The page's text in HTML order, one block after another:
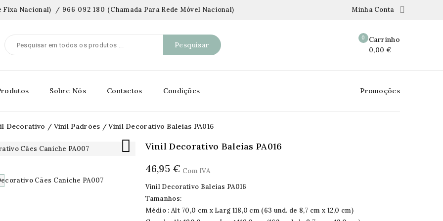
Fixa Nacional) / 966 092 180 (Chamada Para Rede Móvel Nacional) Minha Conta 
0 Carrinho
0,00 €
Pesquisar
Sobre Nós Contactos Condições Promoções
Decorativo Vinil Padrões Vinil Decorativo Baleias PA016
 Vinil Decorativo Baleias PA016
46,95 € Com IVA
Vinil Decorativo Baleias PA016
Tamanhos:
Médio : Alt 70,0 cm x Larg 118,0 cm (63 und. de 8,7 cm x 12,0 cm)